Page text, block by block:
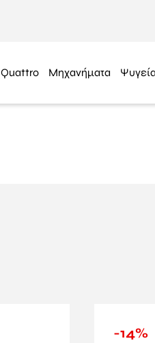
Quattro Μηχανήματα
-14%